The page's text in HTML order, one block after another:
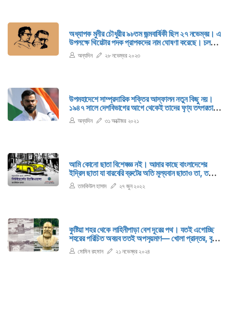
অধ্যাপক মুনীর চৌধুরীর ৯৮তম জন্মবার্ষিকী ছিল ২৭ নভেম্বর। এ
উপলক্ষে থিয়েটার পদক প্রাপকদের নাম ঘোষণা করেছে। চলতি
বছর 'মুনীর চৌধুরী সম্মাননা' পাচ্ছেন কামালউদ্দিন নীলু।
অন্যদিকে ‌'মোহাম্মদ জাকারিয়া স্মৃতিপদক' পাচ্ছেন তরুণ
অন্যদিন ২৮ নভেম্বর ২০২৩
উপমহাদেশে সাম্প্রদায়িক শক্তির আস্ফালন নতুন কিছু নয়।
১৯৪৭ সালে দেশবিভাগের আগে থেকেই তাদের ঘৃণ্য তৎপরতা
শুরু হয়েছিল। এতে নানা সময়ে রক্ত ঝরেছে মানুষের। ব্যথিত
হয়েছে উদার মানবতাবাদী মানুষেরা।
অন্যদিন ৩১ অক্টোবর ২০২১
আমি কোনো ছাতা বিশেষজ্ঞ নই। আমার কাছে বাংলাদেশের
ইদ্রিস ছাতা যা বারবেরি ব্রুটের অতি মূল্যবান ছাতাও তা, তবে
সেই ছাতার দাম জেনে সেদিন আমি চমকে উঠেছিলাম। সেই
মহামূল্যবান ছাতার দাম ছিল দু’শ নব্বই ডলার। এর কোনো মানে
তানকিউল হাসান ২৭ জুন ২০২২
কুষ্টিয়া শহর থেকে লাহিনীপাড়া বেশ দূরের পথ। যতই এগোচ্ছি
শহরের পরিচিত অবয়ব ততই অপসৃয়মাণ— খোলা প্রান্তর, বৃক্ষ
আর সবুজের রাজ্যে প্রবেশ করছি।
মোমিন রহমান ২১ নভেম্বর ২০২৪